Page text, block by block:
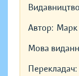
Автор: Марк
Мова
Перекладач: